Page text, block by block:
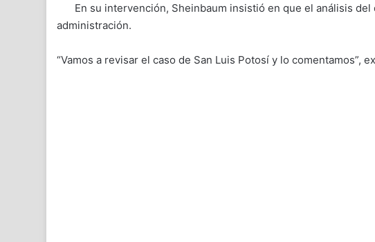
En su intervención, Sheinbaum insistió en que el análisis
administración.
“Vamos a revisar el caso de San Luis Potosí y lo comentamos”,